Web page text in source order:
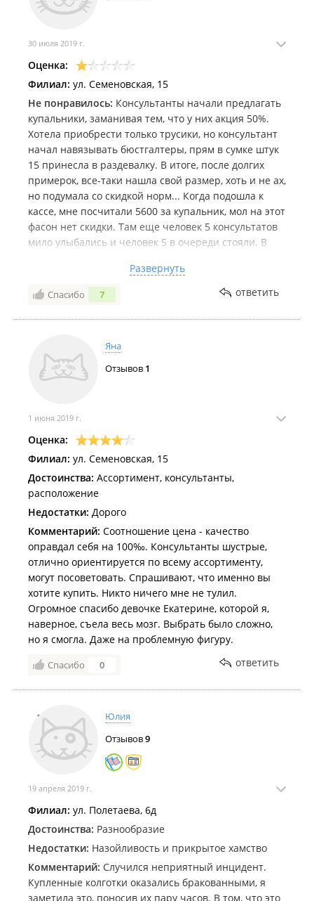
30 июля 2019 г.
Оценка:
Филиал: ул. Семеновская, 15
Не понравилось: Консультанты начали предлагать
купальники, заманивая тем, что у них акция 50%.
Хотела приобрести только трусики, но консультант
начал навязывать бюстгалтеры, прям в сумке штук
15 принесла в раздевалку. В итоге, после долгих
примерок, все-таки нашла свой размер, хоть и не ах,
но подумала со скидкой норм... Когда подошла к
кассе, мне посчитали 5600 за купальник, мол на этот
фасон нет скидки. Там еще человек 5 консультатов
мило улыбались и человек 5 в очереди стояли. В
туда не зайду. Естественно, купальник возврату не
подлежит, а то с удовольствием вернула бы.
Развернуть
Спасибо 7 ответить
Яна
Отзывов 1
1 июня 2019 г.
Оценка:
Филиал: ул. Семеновская, 15
Достоинства: Ассортимент, консультанты,
расположение
Недостатки: Дорого
Комментарий: Соотношение цена - качество
оправдал себя на 100‰. Консультанты шустрые,
отлично ориентируется по всему ассортименту,
могут посоветовать. Спрашивают, что именно вы
хотите купить. Никто ничего мне не тулил.
Огромное спасибо девочке Екатерине, которой я,
наверное, съела весь мозг. Выбрать было сложно,
но я смогла. Даже на проблемную фигуру.
Спасибо 0 ответить
Юлия
Отзывов9
19 апреля 2019 г.
Филиал: ул. Полетаева, 6д
Достоинства: Разнообразие
Недостатки: Назойливость и прикрытое хамство
Комментарий: Случился неприятный инцидент.
Купленные колготки оказались бракованными, я
заметила это, поносив их пару часов. В том, что это